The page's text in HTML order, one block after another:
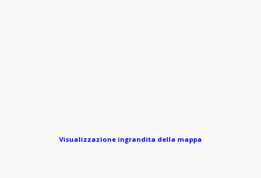
Visualizzazione ingrandita della mappa